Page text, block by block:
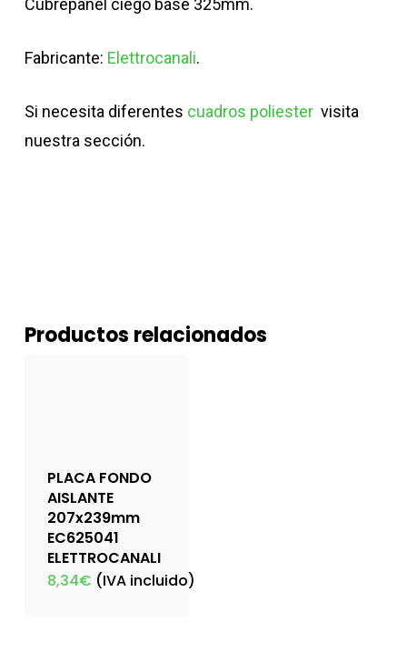
Fabricante: Elettrocanali.
Si necesita diferentes cuadros poliester visita
nuestra sección.
Productos relacionados
PLACA FONDO
AISLANTE
207x239mm
EC625041
ELETTROCANALI
8,34€ (IVA incluido)